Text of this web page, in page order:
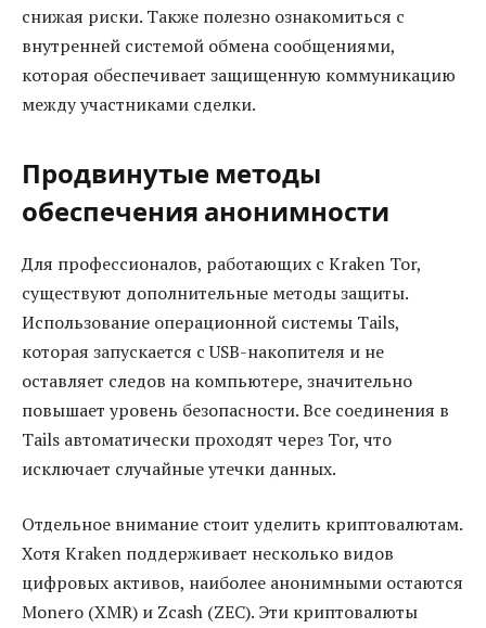
снижая риски. Также полезно ознакомиться с
внутренней системой обмена сообщениями,
которая обеспечивает защищенную коммуникацию
между участниками сделки.
Продвинутые методы
обеспечения анонимности
Для профессионалов, работающих с Kraken Tor,
существуют дополнительные методы защиты.
Использование операционной системы Tails,
которая запускается с USB-накопителя и не
оставляет следов на компьютере, значительно
повышает уровень безопасности. Все соединения в
Tails автоматически проходят через Tor, что
исключает случайные утечки данных.
Отдельное внимание стоит уделить криптовалютам.
Хотя Kraken поддерживает несколько видов
цифровых активов, наиболее анонимными остаются
Monero (XMR) и Zcash (ZEC). Эти криптовалюты